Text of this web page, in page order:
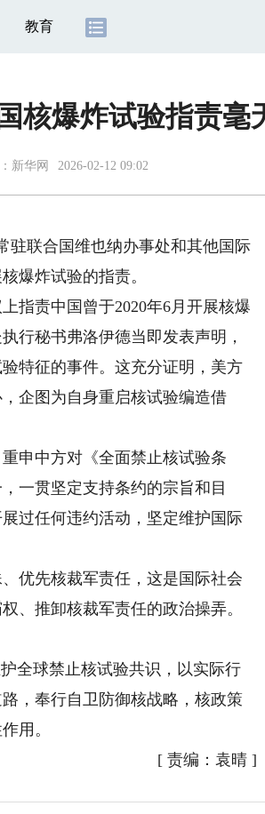
教育
核爆炸试验指责毫
新华网 2026-02-12 09:02
联合国维也纳办事处和其他国际
爆炸试验的指责。
责中国曾于2020年6月开展核爆
行秘书弗洛伊德当即发表声明，
特征的事件。这充分证明，美方
企图为自身重启核试验编造借
申中方对《全面禁止核试验条
一贯坚定支持条约的宗旨和目
过任何违约活动，坚定维护国际
优先核裁军责任，这是国际社会
、推卸核裁军责任的政治操弄。
全球禁止核试验共识，以实际行
，奉行自卫防御核战略，核政策
用。
[ 责编：袁晴 ]